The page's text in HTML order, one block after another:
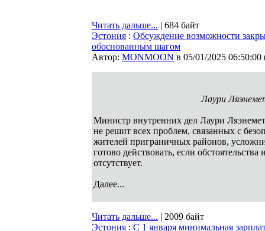
Читать дальше... | 684 байт
Эстония : Обсуждение возможности
обоснованным шагом
Автор: MONMOON в 05/01/2025 06:50:00
Лаури
Министр внутренних дел Лаури
не решит всех проблем, связанных с
жителей приграничных районов,
готово действовать, если
отсутствует.
Далее...
Читать дальше... | 2009 байт
Эстония : С 1 января минимальная